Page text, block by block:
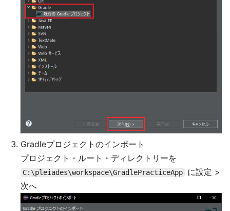
Gradleプロジェクトのインポート
プロジェクト・ルート・ディレクトリーを
C:\pleiades\workspace\GradlePracticeApp
に設定 >
次へ